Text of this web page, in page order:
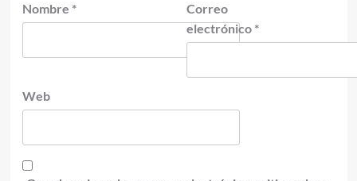
Nombre *
Correo
electrónico *
Web